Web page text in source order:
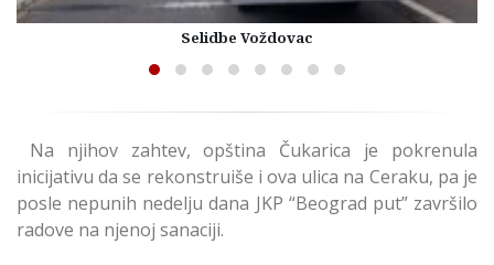
Selidbe Voždovac
Na njihov zahtev, opština Čukarica je pokrenula
inicijativu da se rekonstruiše i ova ulica na Ceraku, pa je
posle nepunih nedelju dana JKP “Beograd put” završilo
radove na njenoj sanaciji.